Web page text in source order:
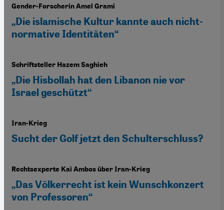
Gender-Forscherin Amel Grami
„Die islamische Kultur kannte auch nicht-
normative Identitäten“
Schriftsteller Hazem Saghieh
„Die Hisbollah hat den Libanon nie vor
Israel geschützt“
Iran-Krieg
Sucht der Golf jetzt den Schulterschluss?
Rechtsexperte Kai Ambos über Iran-Krieg
„Das Völkerrecht ist kein Wunschkonzert
von Professoren“